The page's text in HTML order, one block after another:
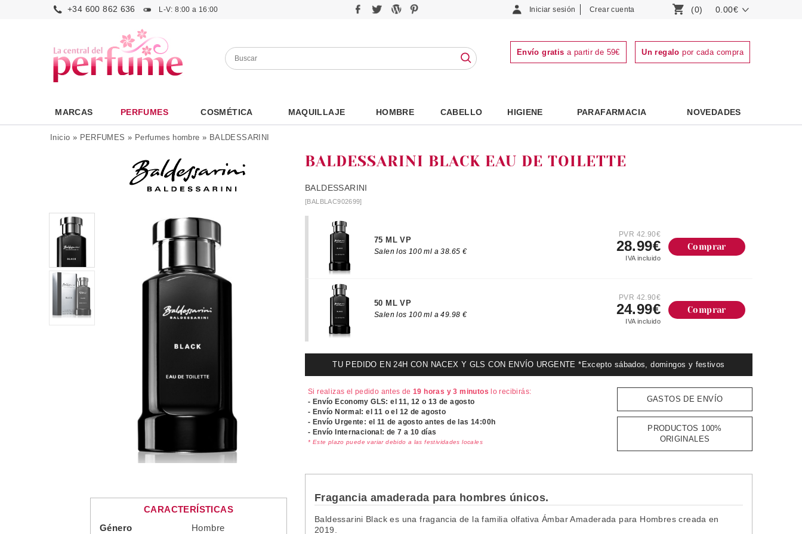
+34 600 862 636 L-V: 8:00 a 16:00 Iniciar sesión Crear cuenta (0) 0.00€
Envío gratis a partir de 59€ Un regalo por cada compra
MARCAS PERFUMES COSMÉTICA MAQUILLAJE HOMBRE CABELLO HIGIENE PARAFARMACIA NOVEDADES
Inicio » PERFUMES » Perfumes hombre » BALDESSARINI
CARACTERÍSTICAS
Género
Hombre
BALDESSARINI BLACK EAU DE TOILETTE
BALDESSARINI
[BALBLAC902699]
75 ML VP
Salen los 100 ml a 38.65 €
PVR 42.90€
28.99€
IVA incluido
Comprar
50 ML VP
Salen los 100 ml a 49.98 €
PVR 42.90€
24.99€
IVA incluido
Comprar
TU PEDIDO EN 24H CON NACEX Y GLS CON ENVÍO URGENTE *Excepto sábados, domingos y festivos
Si realizas el pedido antes de19 horas y 3 minutos lo recibirás:
- Envío Economy GLS: el11, 12 o 13 de agosto
- Envío Normal: el11 o el 12 de agosto
- Envío Urgente: el 11 de agosto antes de las 14:00h
- Envío Internacional: de 7 a 10 días
* Este plazo puede variar debido a las festividades locales
GASTOS DE ENVÍO
PRODUCTOS 100%
ORIGINALES
Fragancia amaderada para hombres únicos.
Baldessarini Black es una fragancia de la familia olfativa Ámbar Amaderada para Hombres creadaen
2019.